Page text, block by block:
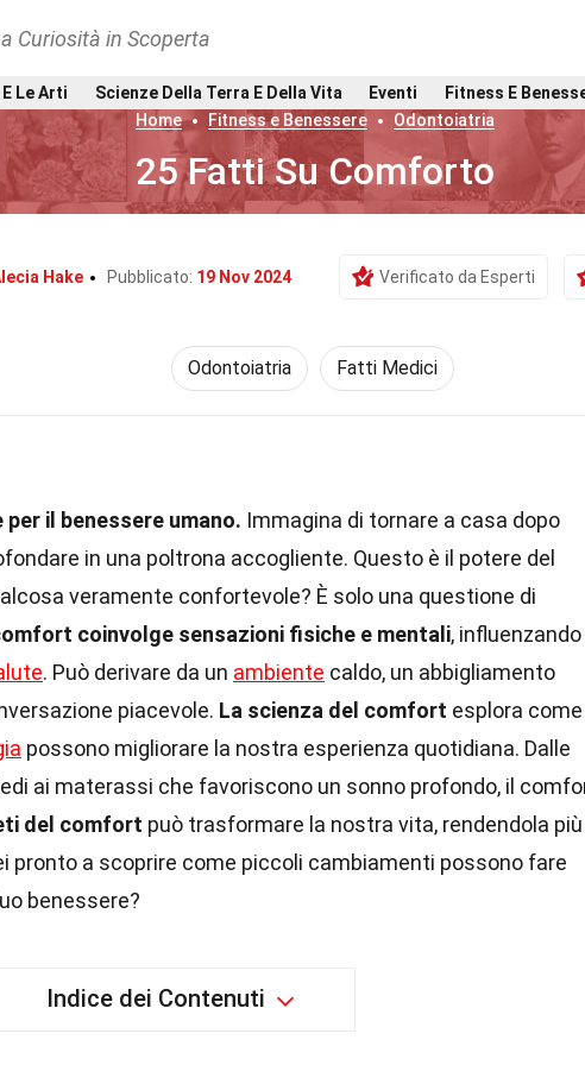
Curiosità in Scoperta
Le Arti Scienze Della Terra E Della Vita Eventi Fitness E
Home
Fitness e Benessere Odontoiatria
25 Fatti Su Comforto
Hake Pubblicato: 19 Nov 2024 Verificato da Esperti
Odontoiatria Fatti Medici
il benessere umano. Immagina di tornare a casa dopo
in una poltrona accogliente. Questo è il potere del
veramente confortevole? È solo una questione di
coinvolge sensazioni fisiche e mentali, influenzando
. Può derivare da un ambiente caldo, un abbigliamento
piacevole. La scienza del comfort esplora come
possono migliorare la nostra esperienza quotidiana. Dalle
ai materassi che favoriscono un sonno profondo, il
del comfort può trasformare la nostra vita, rendendola più
pronto a scoprire come piccoli cambiamenti possono fare
benessere?
Indice dei Contenuti